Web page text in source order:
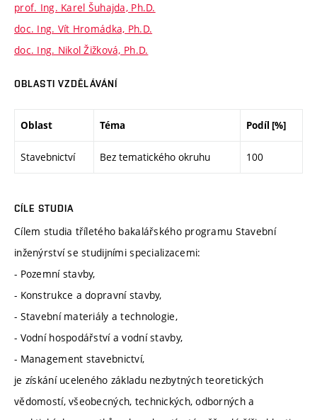
prof. Ing. Karel Šuhajda, Ph.D.
doc. Ing. Vít Hromádka, Ph.D.
doc. Ing. Nikol Žižková, Ph.D.
OBLASTI VZDĚLÁVÁNÍ
Oblast Téma Podíl [%]
Stavebnictví Bez tematického okruhu 100
CÍLE STUDIA
Cílem studia tříletého bakalářského programu Stavební
inženýrství se studijními specializacemi:
- Pozemní stavby,
- Konstrukce a dopravní stavby,
- Stavební materiály a technologie,
- Vodní hospodářství a vodní stavby,
- Management stavebnictví,
je získání uceleného základu nezbytných teoretických
vědomostí, všeobecných, technických, odborných a